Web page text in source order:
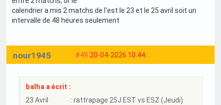
calendrier a mis 2 matchs de l'est le 23 et le 25 avril soit un
intervalle de 48 heures seulement
#49 20-04-2026 10:44
nour1945
balha a écrit :
23 Avril : rattrapage 25J EST vs ESZ (Jeudi)